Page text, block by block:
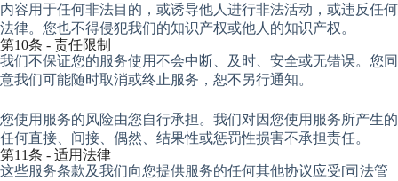
内容用于任何非法目的，或诱导他人进行非法活动，或违反任何
法律。您也不得侵犯我们的知识产权或他人的知识产权。
第10条 - 责任限制
我们不保证您的服务使用不会中断、及时、安全或无错误。您同
意我们可能随时取消或终止服务，恕不另行通知。
您使用服务的风险由您自行承担。我们对因您使用服务所产生的
任何直接、间接、偶然、结果性或惩罚性损害不承担责任。
第11条 - 适用法律
这些服务条款及我们向您提供服务的任何其他协议应受[司法管